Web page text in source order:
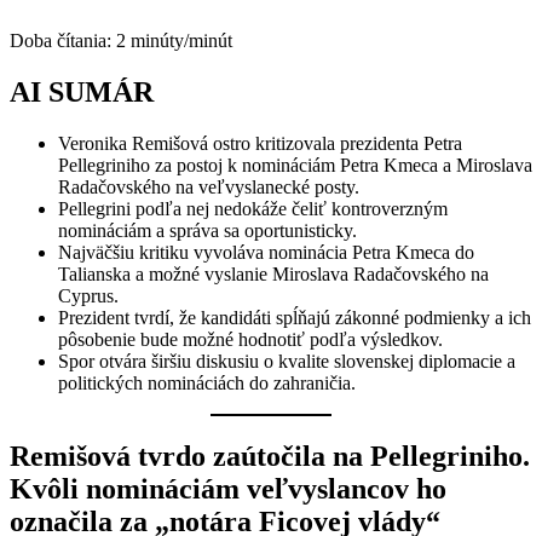
Doba čítania: 2 minúty/minút
AI SUMÁR
Veronika Remišová ostro kritizovala prezidenta Petra
Pellegriniho za postoj k nomináciám Petra Kmeca a Miroslava
Radačovského na veľvyslanecké posty.
Pellegrini podľa nej nedokáže čeliť kontroverzným
nomináciám a správa sa oportunisticky.
Najväčšiu kritiku vyvoláva nominácia Petra Kmeca do
Talianska a možné vyslanie Miroslava Radačovského na
Cyprus.
Prezident tvrdí, že kandidáti spĺňajú zákonné podmienky a ich
pôsobenie bude možné hodnotiť podľa výsledkov.
Spor otvára širšiu diskusiu o kvalite slovenskej diplomacie a
politických nomináciách do zahraničia.
Remišová tvrdo zaútočila na Pellegriniho.
Kvôli nomináciám veľvyslancov ho
označila za „notára Ficovej vlády“